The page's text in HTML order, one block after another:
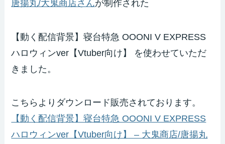
唐揚丸/大鬼商店さんが制作された
【動く配信背景】寝台特急 OOONI V EXPRESS
ハロウィンver【Vtuber向け】 を使わせていただ
きました。
こちらよりダウンロード販売されております。
【動く配信背景】寝台特急 OOONI V EXPRESS
ハロウィンver【Vtuber向け】 – 大鬼商店/唐揚丸